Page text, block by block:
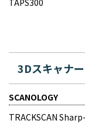
3Dスキャナー
SCANOLOGY
TRACKSCAN